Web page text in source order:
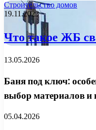
Строительство домов
19.11.2023
Что такое ЖБ
13.05.2026
Баня под ключ:
выбор материалов
05.04.2026